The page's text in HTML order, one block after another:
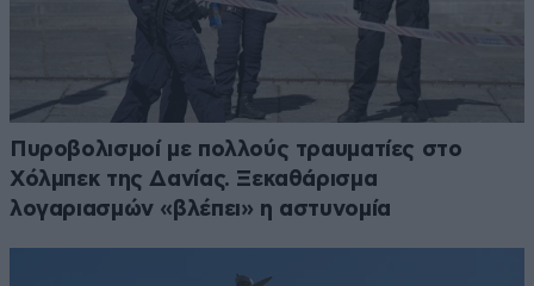
Πυροβολισμοί με πολλούς τραυματίες στο
Χόλμπεκ της Δανίας. Ξεκαθάρισμα
λογαριασμών «βλέπει» η αστυνομία